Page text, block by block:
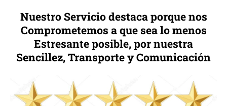
Nuestro Servicio destaca porque nos
Comprometemos a que sea lo menos
Estresante posible, por nuestra
Sencillez, Transporte y Comunicación